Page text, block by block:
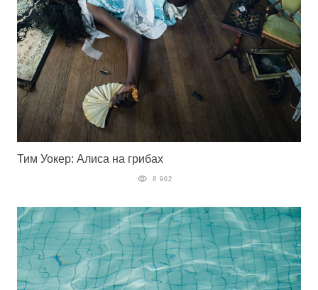
Тим Уокер: Алиса на грибах
8 962